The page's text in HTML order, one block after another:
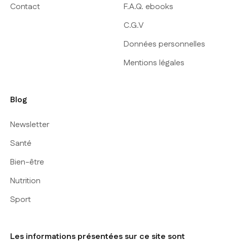
Contact
F.A.Q. ebooks
C.G.V
Données personnelles
Mentions légales
Blog
Newsletter
Santé
Bien-être
Nutrition
Sport
Les informations présentées sur ce site sont